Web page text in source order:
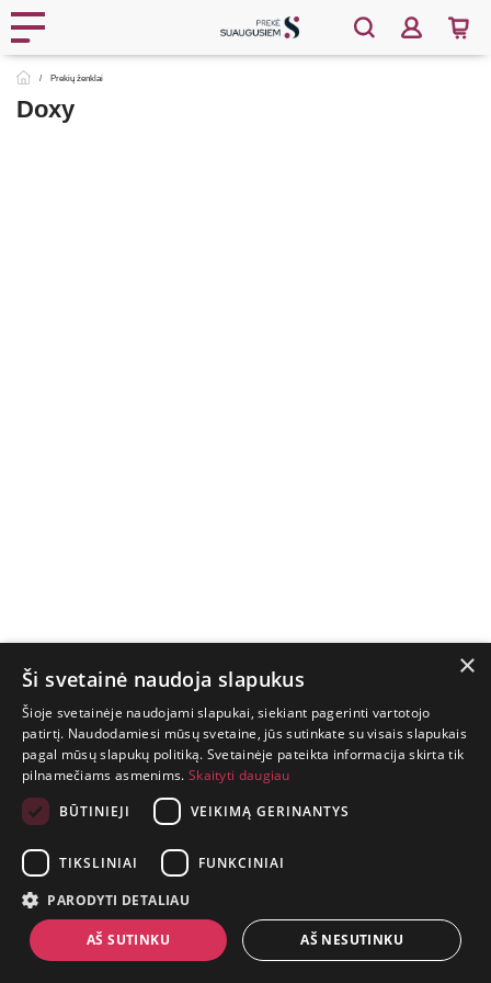
Prekių ženklai
Doxy
GYVENIMAS
TRUMPAS.
PATIRK
NUOTYKĮ.
+370 650 88860
P. Lukšio g. 2, Vilnius ("Sigma" teritorija)
×
Ši svetainė naudoja slapukus
Šioje svetainėje naudojami slapukai, siekiant pagerinti vartotojo
patirtį. Naudodamiesi mūsų svetaine, jūs sutinkate su visais slapukais
pagal mūsų slapukų politiką. Svetainėje pateikta informacija skirta tik
pilnamečiams asmenims. Skaityti daugiau
BŪTINIEJI
VEIKIMĄ GERINANTYS
TIKSLINIAI FUNKCINIAI
PARODYTI DETALIAU
AŠ SUTINKU AŠ NESUTINKU